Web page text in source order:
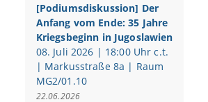
[Podiumsdiskussion] Der
Anfang vom Ende: 35 Jahre
Kriegsbeginn in Jugoslawien
08. Juli 2026 | 18:00 Uhr c.t.
| Markusstraße 8a | Raum
MG2/01.10
22.06.2026